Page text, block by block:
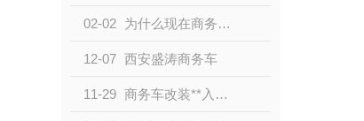
02-02 为什么现在商务车改装这么火爆？我这个开着小轿车的人，是不是快要out了。
12-07 西安盛涛商务车
11-29 商务车改装**入门知识